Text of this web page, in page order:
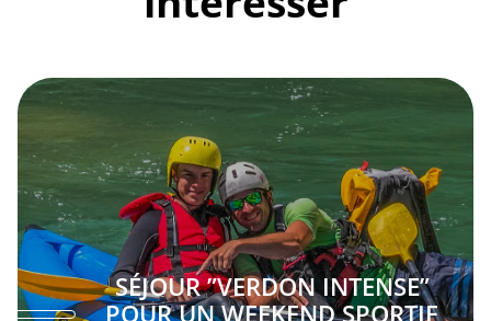
SÉJOUR ”VERDON INTENSE”
POUR UN WEEKEND SPORTIF